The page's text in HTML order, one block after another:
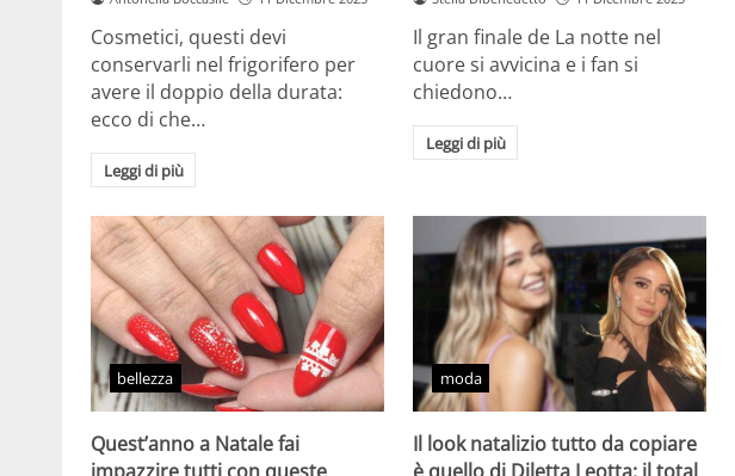
Cosmetici, questi devi
conservarli nel frigorifero per
avere il doppio della durata:
ecco di che…
Leggi di più
Il gran finale de La notte nel
cuore si avvicina e i fan si
chiedono…
Leggi di più
bellezza
Quest’anno a Natale fai
moda
Il look natalizio tutto da copiare